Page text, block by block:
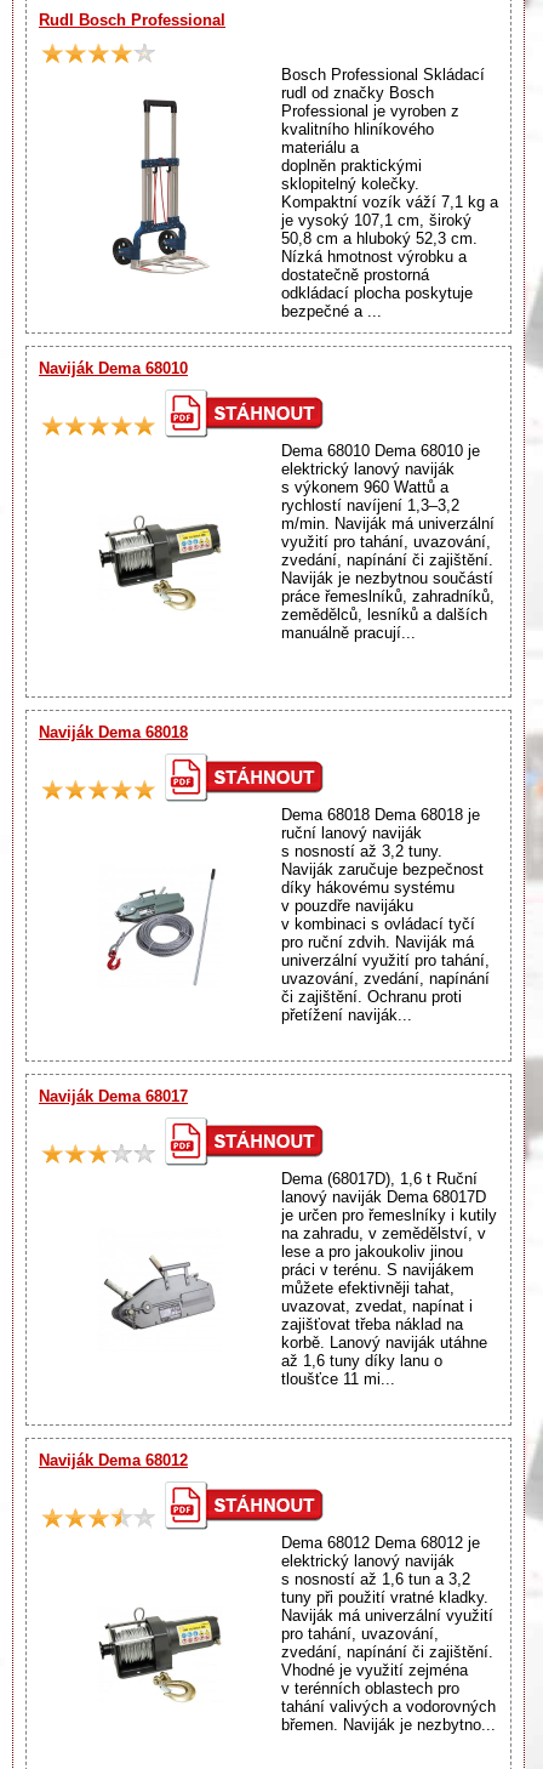
Rudl Bosch Professional
Bosch Professional Skládací
rudl od značky Bosch
Professional je vyroben z
kvalitního hliníkového
materiálu a
doplněn praktickými
sklopitelný kolečky.
Kompaktní vozík váží 7,1 kg a
je vysoký 107,1 cm, široký
50,8 cm a hluboký 52,3 cm.
Nízká hmotnost výrobku a
dostatečně prostorná
odkládací plocha poskytuje
bezpečné a ...
Naviják Dema 68010
Dema 68010 Dema 68010 je
elektrický lanový naviják
s výkonem 960 Wattů a
rychlostí navíjení 1,3–3,2
m/min. Naviják má univerzální
využití pro tahání, uvazování,
zvedání, napínání či zajištění.
Naviják je nezbytnou součástí
práce řemeslníků, zahradníků,
zemědělců, lesníků a dalších
manuálně pracují...
Naviják Dema 68018
Dema 68018 Dema 68018 je
ruční lanový naviják
s nosností až 3,2 tuny.
Naviják zaručuje bezpečnost
díky hákovému systému
v pouzdře navijáku
v kombinaci s ovládací tyčí
pro ruční zdvih. Naviják má
univerzální využití pro tahání,
uvazování, zvedání, napínání
či zajištění. Ochranu proti
přetížení naviják...
Naviják Dema 68017
Dema (68017D), 1,6 t Ruční
lanový naviják Dema 68017D
je určen pro řemeslníky i kutily
na zahradu, v zemědělství, v
lese a pro jakoukoliv jinou
práci v terénu. S navijákem
můžete efektivněji tahat,
uvazovat, zvedat, napínat i
zajišťovat třeba náklad na
korbě. Lanový naviják utáhne
až 1,6 tuny díky lanu o
tloušťce 11 mi...
Naviják Dema 68012
Dema 68012 Dema 68012 je
elektrický lanový naviják
s nosností až 1,6 tun a 3,2
tuny při použití vratné kladky.
Naviják má univerzální využití
pro tahání, uvazování,
zvedání, napínání či zajištění.
Vhodné je využití zejména
v terénních oblastech pro
tahání valivých a vodorovných
břemen. Naviják je nezbytno...